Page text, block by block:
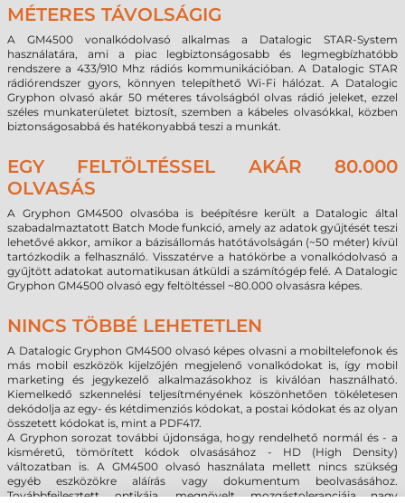
MÉTERES TÁVOLSÁGIG
A GM4500 vonalkódolvasó alkalmas a Datalogic STAR-System
használatára, ami a piac legbiztonságosabb és legmegbízhatóbb
rendszere a 433/910 Mhz rádiós kommunikációban. A Datalogic STAR
rádiórendszer gyors, könnyen telepíthető Wi-Fi hálózat. A Datalogic
Gryphon olvasó akár 50 méteres távolságból olvas rádió jeleket, ezzel
széles munkaterületet biztosít, szemben a kábeles olvasókkal, közben
biztonságosabbá és hatékonyabbá teszi a munkát.
EGY FELTÖLTÉSSEL AKÁR 80.000
OLVASÁS
A Gryphon GM4500 olvasóba is beépítésre került a Datalogic által
szabadalmaztatott Batch Mode funkció, amely az adatok gyűjtését teszi
lehetővé akkor, amikor a bázisállomás hatótávolságán (~50 méter) kívül
tartózkodik a felhasználó. Visszatérve a hatókörbe a vonalkódolvasó a
gyűjtött adatokat automatikusan átküldi a számítógép felé. A Datalogic
Gryphon GM4500 olvasó egy feltöltéssel ~80.000 olvasásra képes.
NINCS TÖBBÉ LEHETETLEN
A Datalogic Gryphon GM4500 olvasó képes olvasni a mobiltelefonok és
más mobil eszközök kijelzőjén megjelenő vonalkódokat is, így mobil
marketing és jegykezelő alkalmazásokhoz is kiválóan használható.
Kiemelkedő szkennelési teljesítményének köszönhetően tökéletesen
dekódolja az egy- és kétdimenziós kódokat, a postai kódokat és az olyan
összetett kódokat is, mint a PDF417.
A Gryphon sorozat további újdonsága, hogy rendelhető normál és - a
kisméretű, tömörített kódok olvasásához - HD (High Density)
változatban is. A GM4500 olvasó használata mellett nincs szükség
egyéb eszközökre aláírás vagy dokumentum beolvasásához.
Továbbfejlesztett optikája, megnövelt mozgástoleranciája nagy